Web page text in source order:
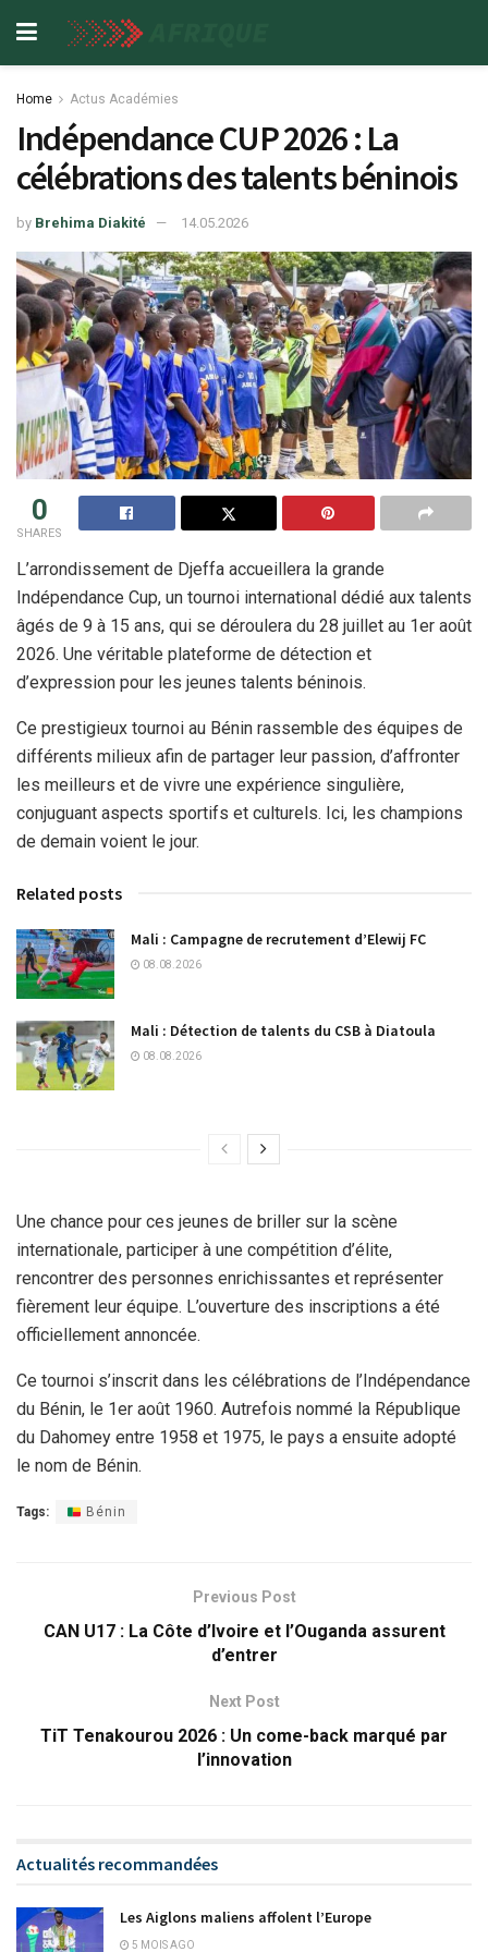
Home Actus Académies
Indépendance CUP 2026 : La
célébrations des talents béninois
by Brehima Diakité 14.05.2026
0
SHARES
L’arrondissement de Djeffa accueillera la grande
Indépendance Cup, un tournoi international dédié aux talents
âgés de 9 à 15 ans, qui se déroulera du 28 juillet au 1er août
2026. Une véritable plateforme de détection et
d’expression pour les jeunes talents béninois.
Ce prestigieux tournoi au Bénin rassemble des équipes de
différents milieux afin de partager leur passion, d’affronter
les meilleurs et de vivre une expérience singulière,
conjuguant aspects sportifs et culturels. Ici, les champions
de demain voient le jour.
Related posts
Mali : Campagne de recrutement d’Elewij FC
08.08.2026
Mali : Détection de talents du CSB à Diatoula
08.08.2026
Une chance pour ces jeunes de briller sur la scène
internationale, participer à une compétition d’élite,
rencontrer des personnes enrichissantes et représenter
fièrement leur équipe. L’ouverture des inscriptions a été
officiellement annoncée.
Ce tournoi s’inscrit dans les célébrations de l’Indépendance
du Bénin, le 1er août 1960. Autrefois nommé la République
du Dahomey entre 1958 et 1975, le pays a ensuite adopté
le nom de Bénin.
Tags: Bénin
Previous Post
CAN U17 : La Côte d’Ivoire et l’Ouganda assurent
d’entrer
Next Post
TiT Tenakourou 2026 : Un come-back marqué par
l’innovation
Actualités recommandées
Les Aiglons maliens affolent l’Europe
5 MOIS AGO